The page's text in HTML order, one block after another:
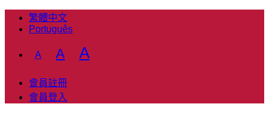
繁體中文
Português
A
Decrease
fontA Reset
size.
AIncrease
會員註冊
會員登入